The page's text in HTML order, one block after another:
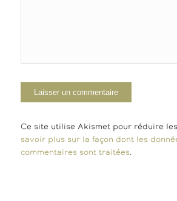
Ce site utilise Akismet pour réduire
savoir plus sur la façon dont les
commentaires sont traitées.